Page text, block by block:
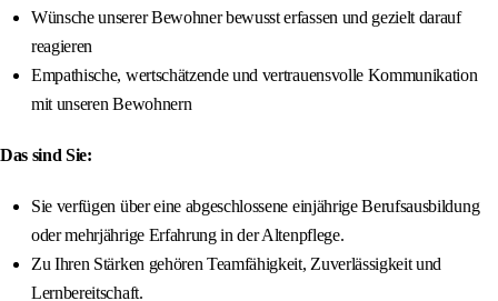
Wünsche unserer Bewohner bewusst erfassen und gezielt darauf
reagieren
Empathische, wertschätzende und vertrauensvolle Kommunikation
mit unseren Bewohnern
Das sind Sie:
Sie verfügen über eine abgeschlossene einjährige Berufsausbildung
oder mehrjährige Erfahrung in der Altenpflege.
Zu Ihren Stärken gehören Teamfähigkeit, Zuverlässigkeit und
Lernbereitschaft.